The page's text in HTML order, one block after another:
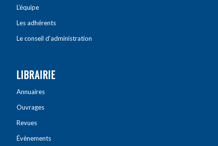
L’équipe
Les adhérents
Le conseil d’administration
LIBRAIRIE
Annuaires
Ouvrages
Revues
Évènements